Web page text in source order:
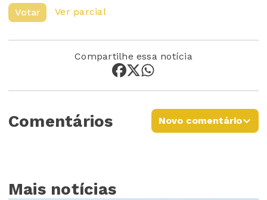
Votar
Ver parcial
Compartilhe essa notícia
Comentários Novo comentário
Mais notícias